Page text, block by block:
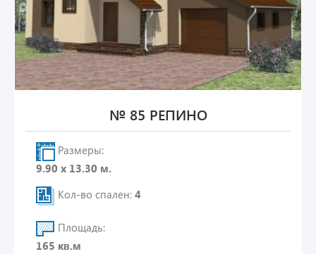
№ 85 РЕПИНО
Размеры:
9.90 х 13.30 м.
Кол-во спален: 4
Площадь:
165 кв.м